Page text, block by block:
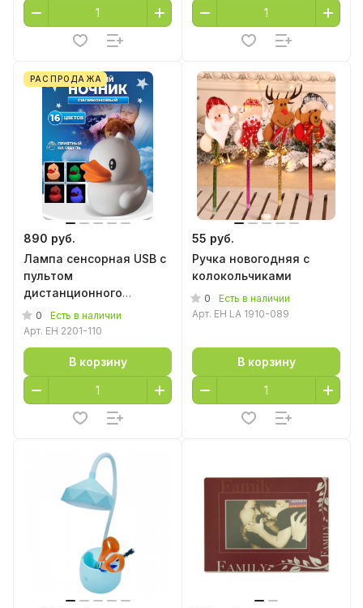
РАСПРОДАЖА
890 руб.
Лампа сенсорная USB с
пультом
дистанционного
управления "Утка"
0
Есть в наличии
Арт. EH 2201-110
В корзину
55 руб.
Ручка новогодняя с
колокольчиками
0
Есть в наличии
Арт. EH LA 1910-089
В корзину